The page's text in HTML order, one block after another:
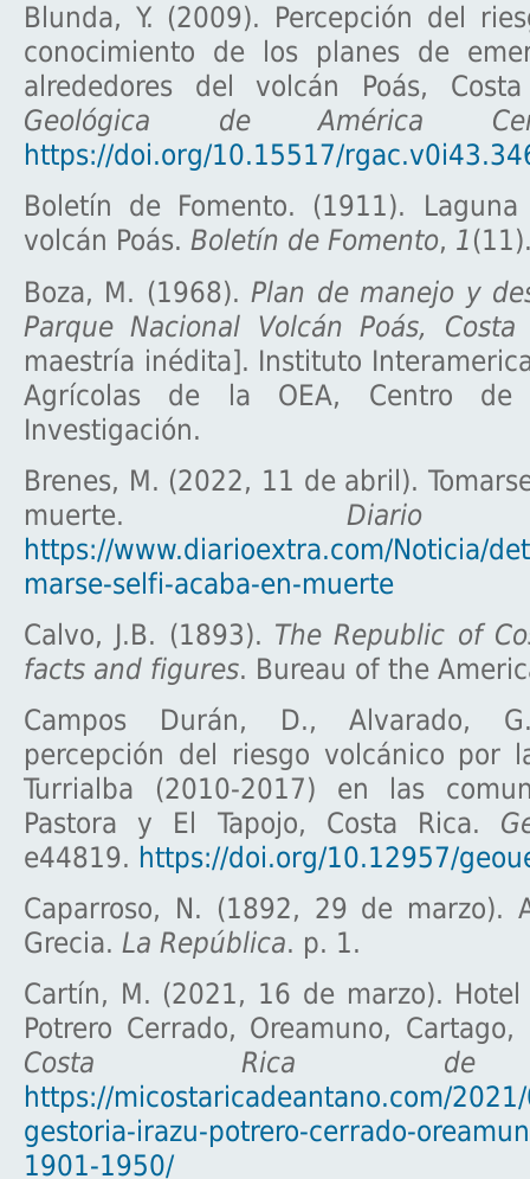
Blunda, Y. (2009). Percepción del
conocimiento de los planes de
alrededores del volcán Poás,
Geológica de América
https://doi.org/10.15517/
Boletín de Fomento. (1911).
volcán Poás. Boletín de Fomento, 1
Boza, M. (1968). Plan de manejo y
Parque Nacional Volcán Poás, Costa
maestría inédita]. Instituto
Agrícolas de la OEA, Centro de
Investigación.
Brenes, M. (2022, 11 de abril).
muerte. Diario
https://www.diarioextra.com/Noticia/
marse-selfi-acaba-en-muerte
Calvo, J.B. (1893). The Republic of
facts and figures. Bureau of the
Campos Durán, D., Alvarado,
percepción del riesgo volcánico por
Turrialba (2010-2017) en las
Pastora y El Tapojo, Costa Rica.
e44819. https://doi.org/10.12957/
Caparroso, N. (1892, 29 de marzo).
Grecia. La República. p. 1.
Cartín, M. (2021, 16 de marzo). Hotel
Potrero Cerrado, Oreamuno,
Costa Rica de
https://micostaricadeantano.com/
gestoria-irazu-potrero-cerrado-
1901-1950/